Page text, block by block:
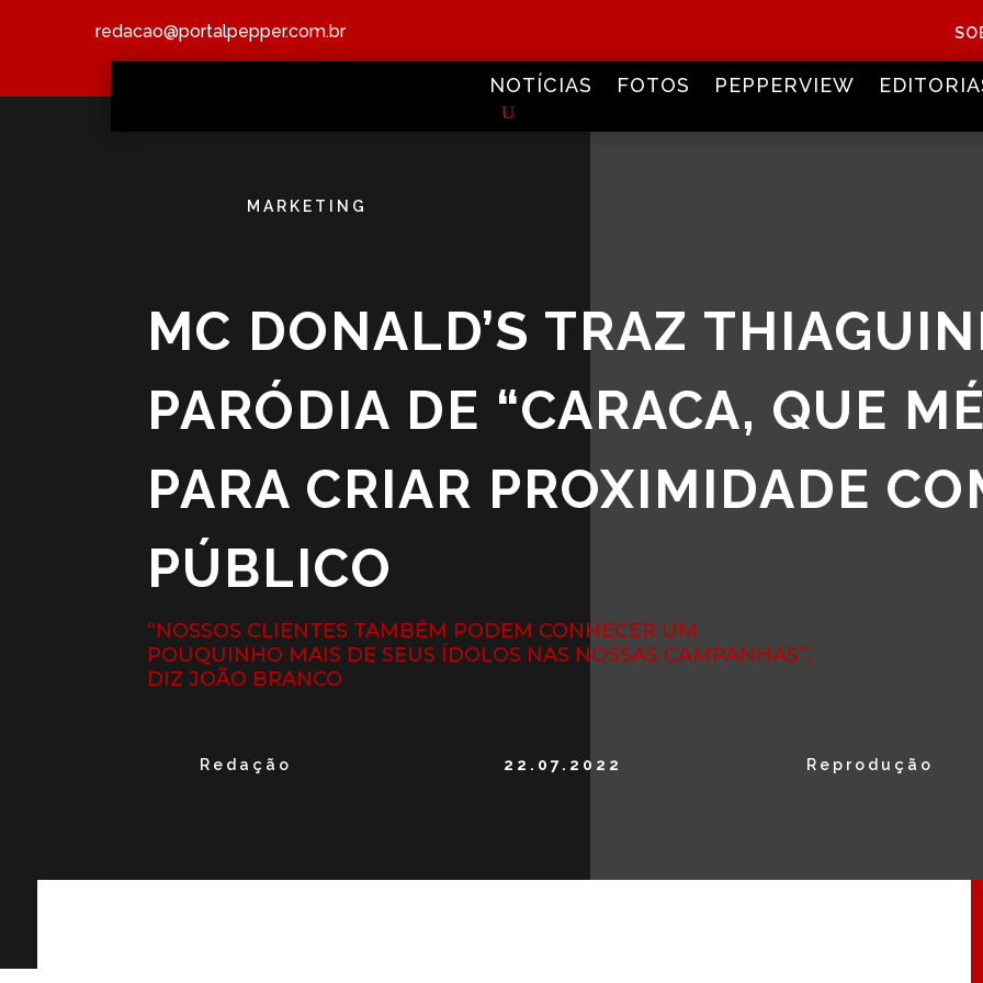
redacao@portalpepper.com.br
NOTÍCIAS FOTOS PEPPERVIEW
MARKETING
MC DONALD’S TRAZ
PARÓDIA DE “CARACA, QUE
PARA CRIAR PROXIMIDADE
PÚBLICO
“NOSSOS CLIENTES TAMBÉM PODEM CONHECER UM
POUQUINHO MAIS DE SEUS ÍDOLOS NAS NOSSAS CAMPANHAS”,
DIZ JOÃO BRANCO
Redação 22.07.2022 Reprodução